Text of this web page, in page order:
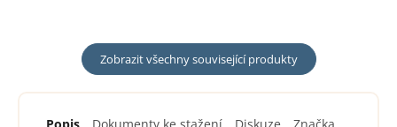
Zobrazit všechny související produkty